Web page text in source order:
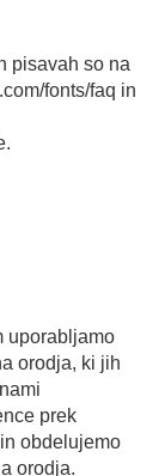
pisavah so na
fonts/faq in
uporabljamo
orodja, ki jih
prek
obdelujemo
orodja.